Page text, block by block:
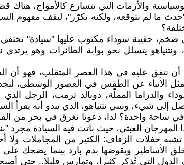
والأزمات التي تتسارع كالأمواج،
"حدث ما لم نتوقعه، ولكنه تكرّر"، ليقف
ضخم، حقيبة سوداء مكتوب عليها "سيادة"
ونتنياهو يتسلل نحو بوابة الطائرات وهو
أن نتفق عليه في هذا العصر المتقلب، فهو
الأنباء عن الطقس في العصور الوسطى،
تصل إلى شيء، وبيبي نتنياهو، الذي يبدو أنه
في ساحة واحدة؟ لذا، دعونا نغرق في بحر من
المهرجان العبثي، حيث باتت فيه السيادة مجرد
حفلات الزفاف: الكثير من المجاملات ولا
الأساطير ويقوضها بدم بارد بينما
التي تُذكر كثيرا، وتمارس قليلا.. حتى